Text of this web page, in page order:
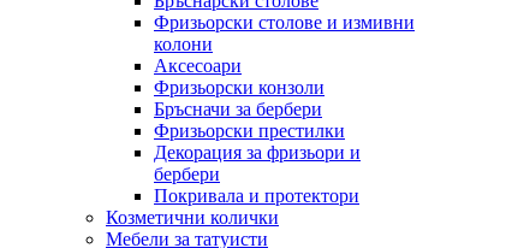
Фризьорски столове и измивни
колони
Аксесоари
Фризьорски конзоли
Бръсначи за бербери
Фризьорски престилки
Декорация за фризьори и
бербери
Покривала и протектори
Козметични колички
Мебели за татуисти